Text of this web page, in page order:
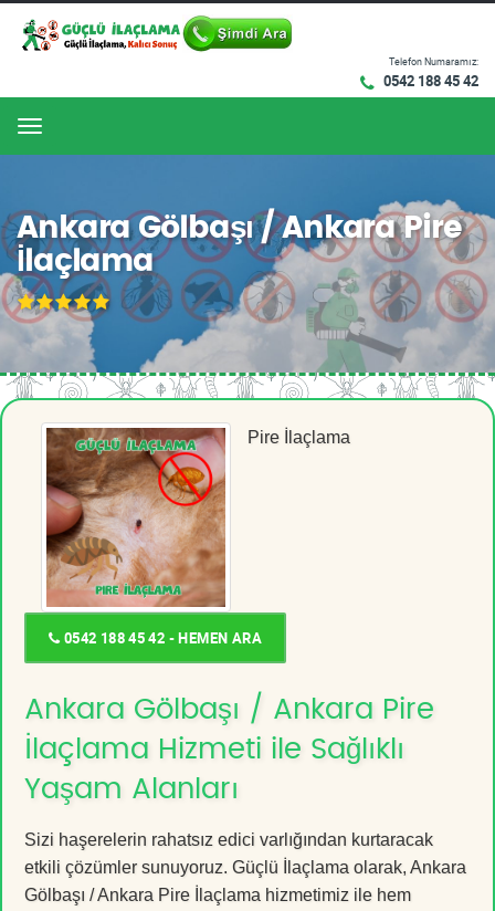
Telefon Numaramız:
0542 188 45 42
Menu
Ankara Gölbaşı / Ankara Pire
İlaçlama
Pire İlaçlama
0542 188 45 42 - HEMEN ARA
Ankara Gölbaşı / Ankara Pire
İlaçlama Hizmeti ile Sağlıklı
Yaşam Alanları
Sizi haşerelerin rahatsız edici varlığından kurtaracak
etkili çözümler sunuyoruz. Güçlü İlaçlama olarak, Ankara
Gölbaşı / Ankara Pire İlaçlama hizmetimiz ile hem